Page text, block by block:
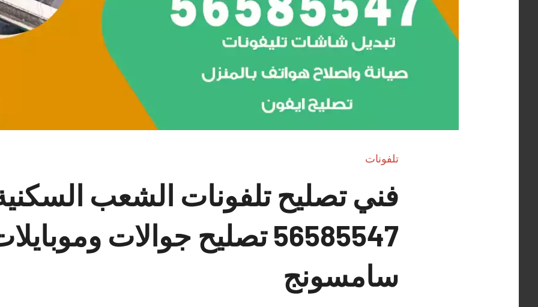
تلفونات
فني تصليح تلفونات الشعب
56585547 تصليح جوالات
سامسونج